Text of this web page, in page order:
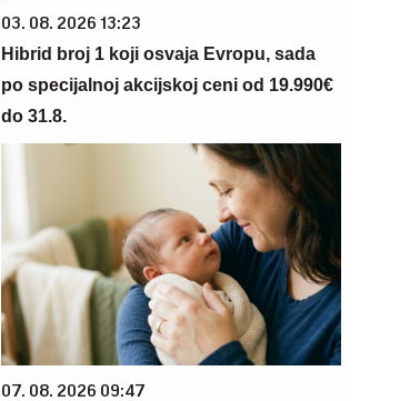
03. 08. 2026 13:23
Hibrid broj 1 koji osvaja Evropu, sada
po specijalnoj akcijskoj ceni od 19.990€
do 31.8.
07. 08. 2026 09:47